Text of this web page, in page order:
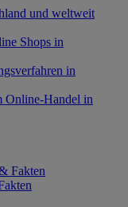
und weltweit
Shops in
in
Online-Handel in
Fakten